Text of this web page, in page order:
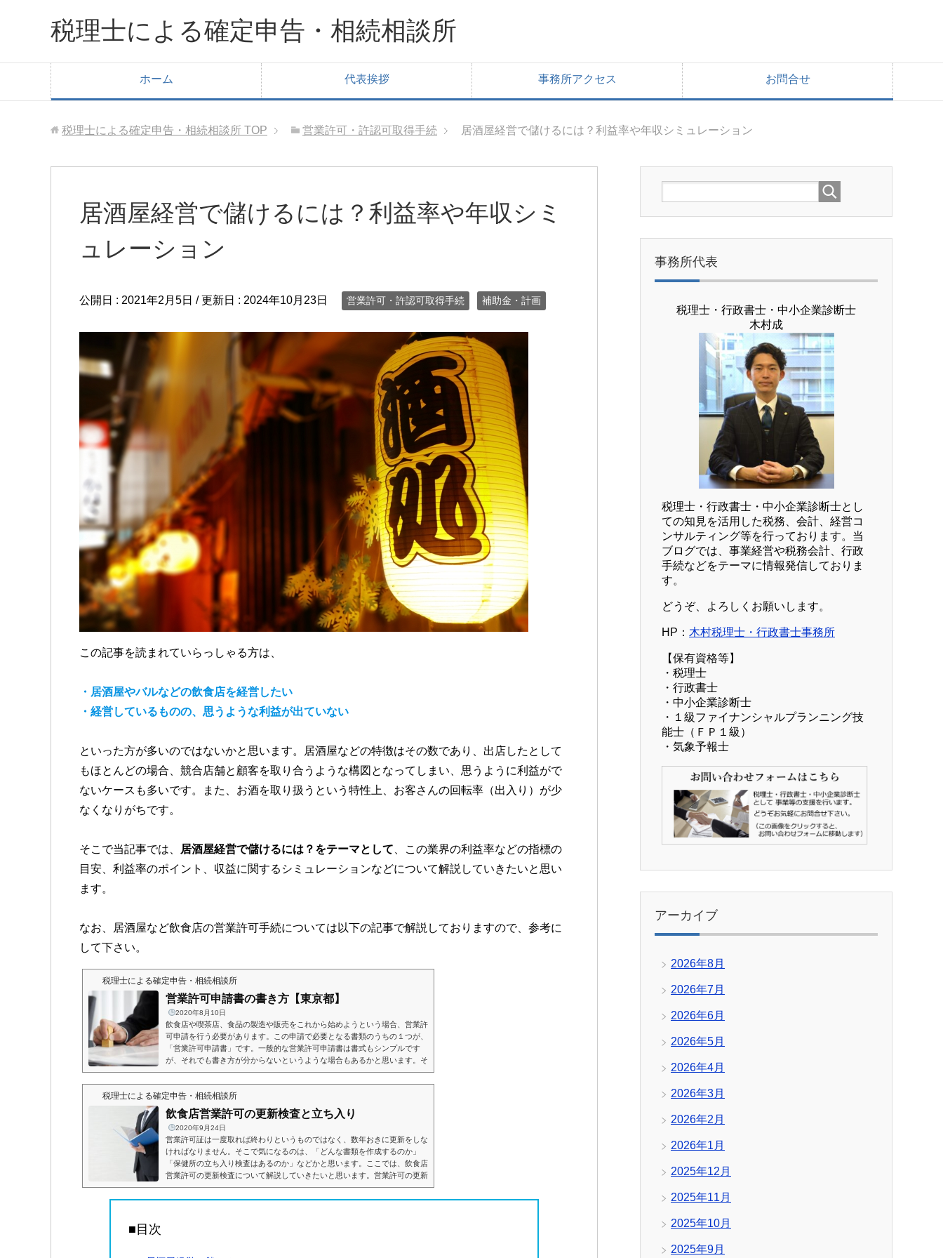
税理士による確定申告・相続相談所
ホーム 代表挨拶 事務所アクセス お問合せ
税理士による確定申告・相続相談所 TOP 営業許可・許認可取得手続 居酒屋経営で儲けるには？利益率や年収シミュレーション
居酒屋経営で儲けるには？利益率や年収シミ
ュレーション
公開日 : 2021年2月5日 / 更新日 : 2024年10月23日 営業許可・許認可取得手続 補助金・計画
この記事を読まれていらっしゃる方は、
・居酒屋やバルなどの飲食店を経営したい
・経営しているものの、思うような利益が出ていない
といった方が多いのではないかと思います。居酒屋などの特徴はその数であり、出店したとして
もほとんどの場合、競合店舗と顧客を取り合うような構図となってしまい、思うように利益がで
ないケースも多いです。また、お酒を取り扱うという特性上、お客さんの回転率（出入り）が少
なくなりがちです。
そこで当記事では、 居酒屋経営で儲けるには？をテーマとして 、この業界の利益率などの指標の
目安、利益率のポイント、収益に関するシミュレーションなどについて解説していきたいと思い
ます。
なお、居酒屋など飲食店の営業許可手続については以下の記事で解説しておりますので、参考に
して下さい。
税理士による確定申告・相続相談所
営業許可申請書の書き方【東京都】
2020年8月10日
飲食店や喫茶店、食品の製造や販売をこれから始めようという場合、営業許
可申請を行う必要があります。この申請で必要となる書類のうちの１つが、
「営業許可申請書」です。一般的な営業許可申請書は書式もシンプルです
が、それでも書き方が分からないというような場合もあるかと思います。そ
こで本記事では、東京都の書式を例として、営業許可申請書の書き方を解説
したいと思います。営業許可申請書の書き方営業許可申請とは？営業許可申
請とは、飲食店や喫茶店など、特定の事業を始める際に行わなければならな
い申請手続きのことです...
税理士による確定申告・相続相談所
飲食店営業許可の更新検査と立ち入り
2020年9月24日
営業許可証は一度取れば終わりというものではなく、数年おきに更新をしな
ければなりません。そこで気になるのは、「どんな書類を作成するのか」
「保健所の立ち入り検査はあるのか」などかと思います。ここでは、飲食店
営業許可の更新検査について解説していきたいと思います。営業許可の更新
検査と立ち入り営業許可の更新の流れ営業許可の更新は、基本的に以下の流
れとなります。保健所への連絡→書類の準備→立ち入り検査→更新完了この
■目次
事務所代表
税理士・行政書士・中小企業診断士
木村成
税理士・行政書士・中小企業診断士とし
ての知見を活用した税務、会計、経営コ
ンサルティング等を行っております。当
ブログでは、事業経営や税務会計、行政
手続などをテーマに情報発信しておりま
す。
どうぞ、よろしくお願いします。
HP： 木村税理士・行政書士事務所
【保有資格等】
・税理士
・行政書士
・中小企業診断士
・１級ファイナンシャルプランニング技
能士（ＦＰ１級）
・気象予報士
アーカイブ
2026年8月
2026年7月
2026年6月
2026年5月
2026年4月
2026年3月
2026年2月
2026年1月
2025年12月
2025年11月
2025年10月
2025年9月